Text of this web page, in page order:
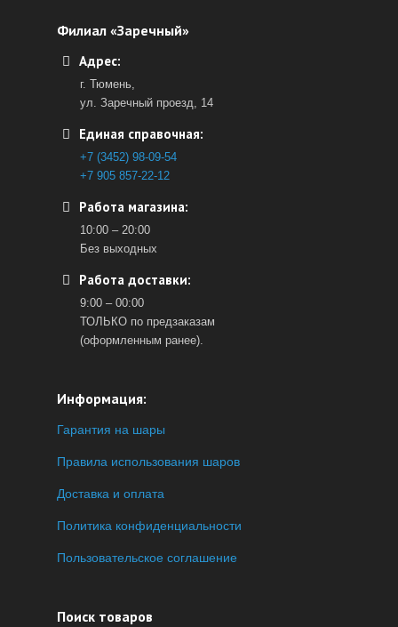
Филиал «Заречный»
Адрес:
г. Тюмень,
ул. Заречный проезд, 14
Единая справочная:
+7 (3452) 98-09-54
+7 905 857-22-12
Работа магазина:
10:00 – 20:00
Без выходных
Работа доставки:
9:00 – 00:00
ТОЛЬКО по предзаказам
(оформленным ранее).
Информация:
Гарантия на шары
Правила использования шаров
Доставка и оплата
Политика конфиденциальности
Пользовательское соглашение
Поиск товаров